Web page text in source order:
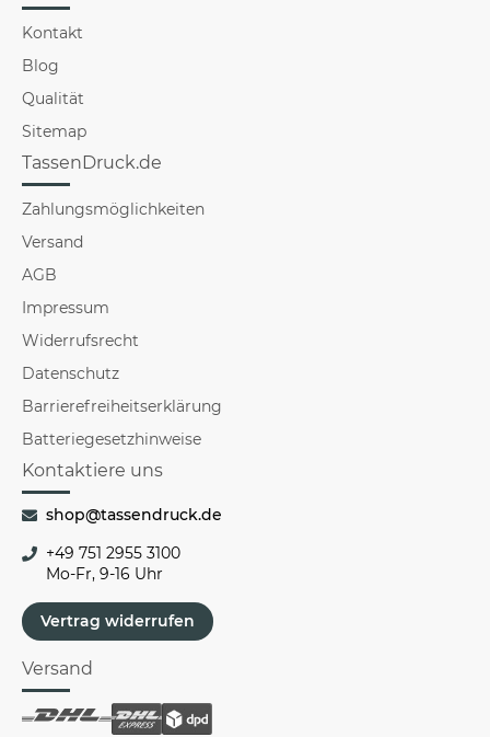
Kontakt
Blog
Qualität
Sitemap
TassenDruck.de
Zahlungsmöglichkeiten
Versand
AGB
Impressum
Widerrufsrecht
Datenschutz
Barrierefreiheitserklärung
Batteriegesetzhinweise
Kontaktiere uns
shop@tassendruck.de
+49 751 2955 3100
Mo-Fr, 9-16 Uhr
Vertrag widerrufen
Versand